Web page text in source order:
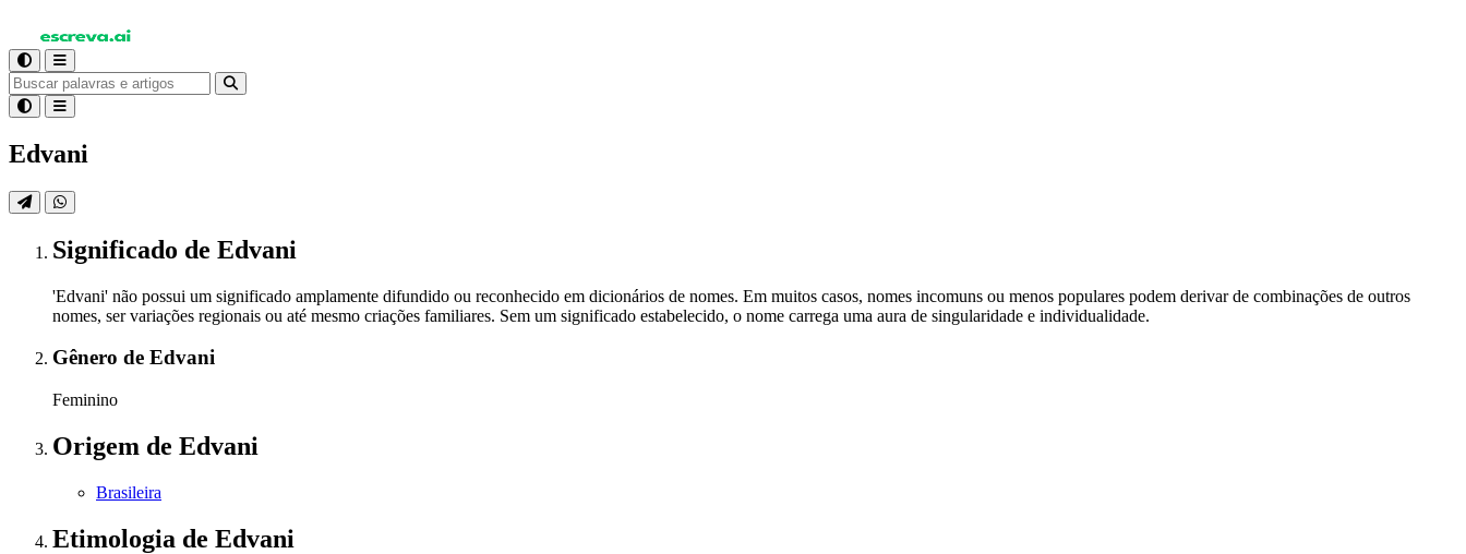
Edvani
Significado de Edvani
'Edvani' não possui um significado amplamente difundido ou reconhecido em dicionários de nomes. Em muitos casos, nomes incomuns ou menos populares podem derivar de combinações de outros
nomes, ser variações regionais ou até mesmo criações familiares. Sem um significado estabelecido, o nome carrega uma aura de singularidade e individualidade.
Gênero de Edvani
Feminino
Origem de Edvani
Brasileira
Etimologia de Edvani